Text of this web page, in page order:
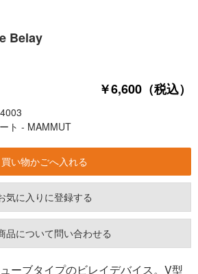
Belay
￥6,600（税込）
ト - MAMMUT
気に入りに登録する
品について問い合わせる
ーブタイプのビレイデバイス。V型